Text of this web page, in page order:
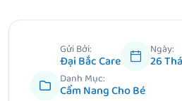
Gửi Bởi:
Đại Bắc Care
Ngày:
26
Danh Mục:
Cẩm Nang Cho Bé